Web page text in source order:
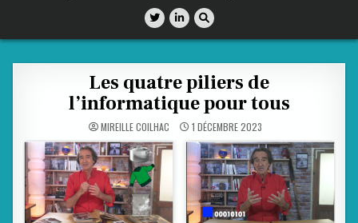
Les quatre piliers de
l’informatique pour tous
MIREILLE COILHAC 1 DÉCEMBRE 2023